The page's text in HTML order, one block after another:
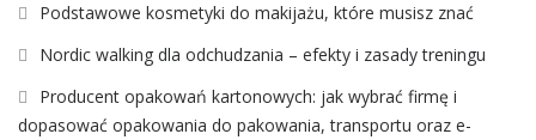
Podstawowe kosmetyki do makijażu, które musisz znać
Nordic walking dla odchudzania – efekty i zasady treningu
Producent opakowań kartonowych: jak wybrać firmę i
dopasować opakowania do pakowania, transportu oraz e-